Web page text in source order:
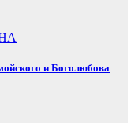
и Боголюбова